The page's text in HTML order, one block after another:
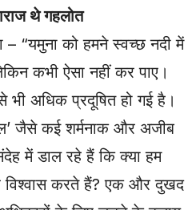
थे गहलोत
“यमुना को हमने स्वच्छ नदी में
कभी ऐसा नहीं कर पाए।
भी अधिक प्रदूषित हो गई है।
जैसे कई शर्मनाक और अजीब
में डाल रहे हैं कि क्या हम
विश्वास करते हैं? एक और दुखद